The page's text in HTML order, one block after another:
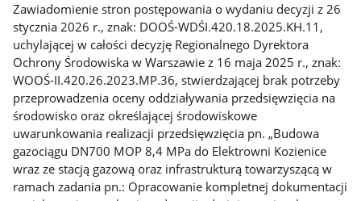
Zawiadomienie stron postępowania o wydaniu decyzji z 26
stycznia 2026 r., znak: DOOŚ-WDŚI.420.18.2025.KH.11,
uchylającej w całości decyzję Regionalnego Dyrektora
Ochrony Środowiska w Warszawie z 16 maja 2025 r., znak:
WOOŚ-II.420.26.2023.MP.36, stwierdzającej brak potrzeby
przeprowadzenia oceny oddziaływania przedsięwzięcia na
środowisko oraz określającej środowiskowe
uwarunkowania realizacji przedsięwzięcia pn. „Budowa
gazociągu DN700 MOP 8,4 MPa do Elektrowni Kozienice
wraz ze stacją gazową oraz infrastrukturą towarzyszącą w
ramach zadania pn.: Opracowanie kompletnej dokumentacji